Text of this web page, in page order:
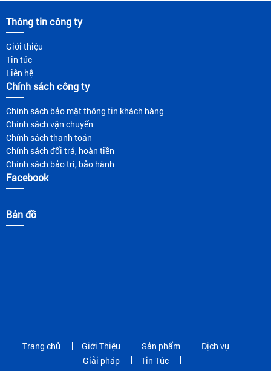
Thông tin công ty
Giới thiệu
Tin tức
Liên hệ
Chính sách công ty
Chính sách bảo mật thông tin khách hàng
Chính sách vận chuyển
Chính sách thanh toán
Chính sách đổi trả, hoàn tiền
Chính sách bảo trì, bảo hành
Facebook
Bản đồ
Trang chủ Giới Thiệu Sản phẩm
Dịch vụ
Giải pháp
Tin Tức